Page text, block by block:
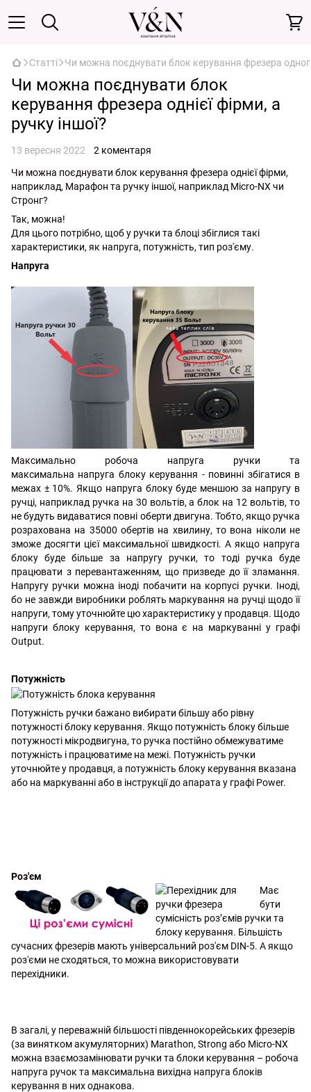
Статті Чи можна поєднувати блок керування фрезера
Чи можна поєднувати блок
керування фрезера однієї фірми, а
ручку іншої?
13 вересня 2022
2 коментаря
Чи можна поєднувати блок керування фрезера однієї фірми,
наприклад, Марафон та ручку іншої, наприклад Micro-NX чи
Стронг?
Так, можна!
Для цього потрібно, щоб у ручки та блоці збіглися такі
характеристики, як напруга, потужність, тип роз'єму.
Напруга
Максимально робоча напруга ручки та
максимальна напруга блоку керування - повинні збігатися в
межах ± 10%. Якщо напруга блоку буде меншою за напругу в
ручці, наприклад ручка на 30 вольтів, а блок на 12 вольтів, то
не будуть видаватися повні оберти двигуна. Тобто, якщо ручка
розрахована на 35000 обертів на хвилину, то вона ніколи не
зможе досягти цієї максимальної швидкості. А якщо напруга
блоку буде більше за напругу ручки, то тоді ручка буде
працювати з перевантаженням, що призведе до її зламання.
Напругу ручки можна іноді побачити на корпусі ручки. Іноді,
бо не завжди виробники роблять маркування на ручці щодо її
напруги, тому уточнюйте цю характеристику у продавця. Щодо
напруги блоку керування, то вона є на маркуванні у графі
Output.
Потужність
Потужність ручки бажано вибирати більшу або рівну
потужності блоку керування. Якщо потужність блоку більше
потужності мікродвигуна, то ручка постійно обмежуватиме
потужність і працюватиме на межі. Потужність ручки
уточнюйте у продавця, а потужність блоку керування вказана
або на маркуванні або в інструкції до апарата у графі Power.
Роз'єм
Має
бути
сумісність роз’ємів ручки та
блоку керування. Більшість
сучасних фрезерів мають універсальний роз'єм DIN-5. А якщо
роз'єми не сходяться, то можна використовувати
перехідники.
В загалі, у переважній більшості південнокорейських фрезерів
(за винятком акумуляторних) Marathon, Strong або Micro-NX
можна взаємозамінювати ручки та блоки керування – робоча
напруга ручок та максимальна вихідна напруга блоків
керування в них однакова.